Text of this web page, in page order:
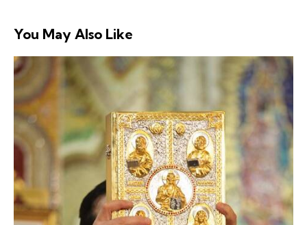
You May Also Like